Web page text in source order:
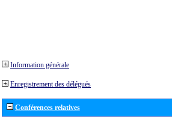
Information générale
Enregistrement des délégués
Conférences relatives